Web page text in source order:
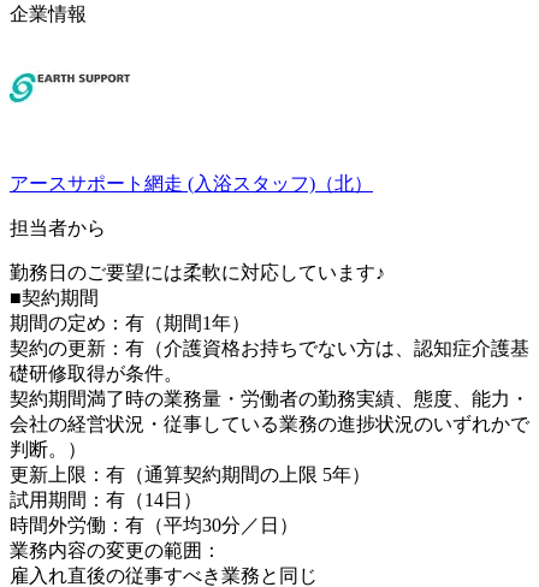
企業情報
アースサポート網走 (入浴スタッフ)（北）
担当者から
勤務日のご要望には柔軟に対応しています♪
■契約期間
期間の定め：有（期間1年）
契約の更新：有（介護資格お持ちでない方は、認知症介護基
礎研修取得が条件。
契約期間満了時の業務量・労働者の勤務実績、態度、能力・
会社の経営状況・従事している業務の進捗状況のいずれかで
判断。）
更新上限：有（通算契約期間の上限 5年）
試用期間：有（14日）
時間外労働：有（平均30分／日）
業務内容の変更の範囲：
雇入れ直後の従事すべき業務と同じ